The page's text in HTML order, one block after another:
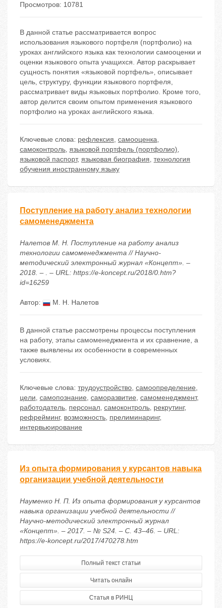
Просмотров: 10781
В данной статье рассматривается вопрос
использования языкового портфеля (портфолио) на
уроках английского языка как технологии самооценки и
оценки языкового опыта учащихся. Автор раскрывает
сущность понятия «языковой портфель», описывает
цель, структуру, функции языкового портфеля,
рассматривает виды языковых портфолио. Кроме того,
автор делится своим опытом применения языкового
портфолио на уроках английского языка.
Ключевые слова: рефлексия, самооценка,
самоконтроль, языковой портфель (портфолио),
языковой паспорт, языковая биография, технология
обучения иностранному языку
Поступление на работу анализ технологии
самоменеджмента
Налетов М. Н. Поступление на работу анализ
технологии самоменеджмента // Научно-
методический электронный журнал «Концепт». –
2018. – . – URL: https://e-koncept.ru/2018/0.htm?
id=16259
Автор: М. Н. Налетов
В данной статье рассмотрены процессы поступления
на работу, этапы самоменеджмента и их сравнение, а
также выявлены их особенности в современных
условиях.
Ключевые слова: трудоустройство, самоопределение,
цели, самопознание, саморазвитие, самоменеджмент,
работодатель, персонал, самоконтроль, рекрутинг,
рефрейминг, возможность, прелиминаринг,
интервьюирование
Из опыта формирования у курсантов навыка
организации учебной деятельности
Науменко Н. П. Из опыта формирования у курсантов
навыка организации учебной деятельности //
Научно-методический электронный журнал
«Концепт». – 2017. – № S24. – С. 43–46. – URL:
https://e-koncept.ru/2017/470278.htm
Полный текст статьи
Читать онлайн
Статья в РИНЦ